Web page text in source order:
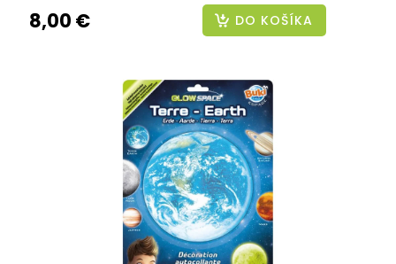
8,00 € DO KOŠÍKA